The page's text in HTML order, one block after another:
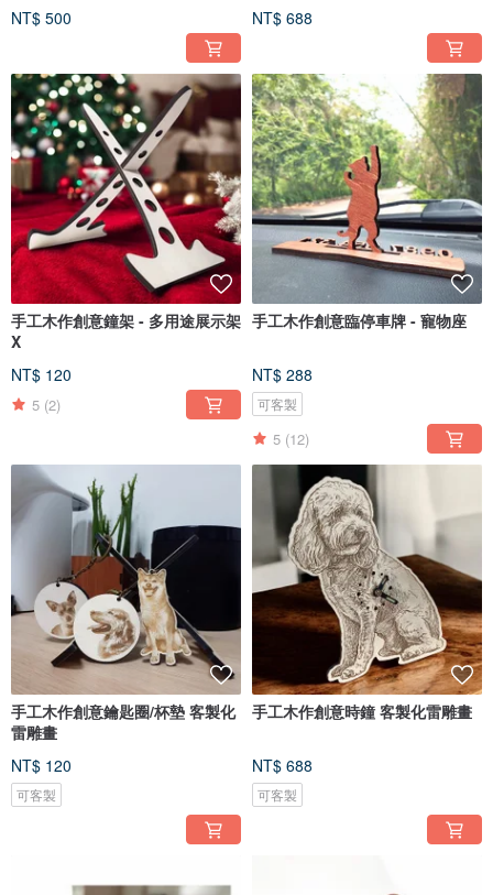
NT$ 500
NT$ 688
手工木作創意鐘架 - 多用途展示架
X
NT$ 120
5 (2)
手工木作創意臨停車牌 - 寵物座
NT$ 288
可客製
5 (12)
手工木作創意鑰匙圈/杯墊 客製化
雷雕畫
NT$ 120
可客製
手工木作創意時鐘 客製化雷雕畫
NT$ 688
可客製